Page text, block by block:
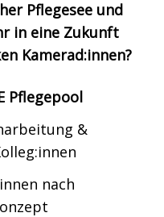
Pflegesee und
in eine Zukunft
Kamerad:innen?
Pflegepool
&
nach